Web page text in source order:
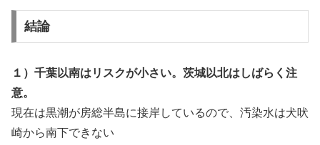
結論
１）千葉以南はリスクが小さい。茨城以北はしばらく注
意。
現在は黒潮が房総半島に接岸しているので、汚染水は犬吠
崎から南下できない